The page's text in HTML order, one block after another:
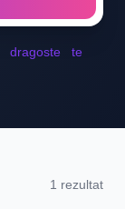
dragoste
te
1 rezultat